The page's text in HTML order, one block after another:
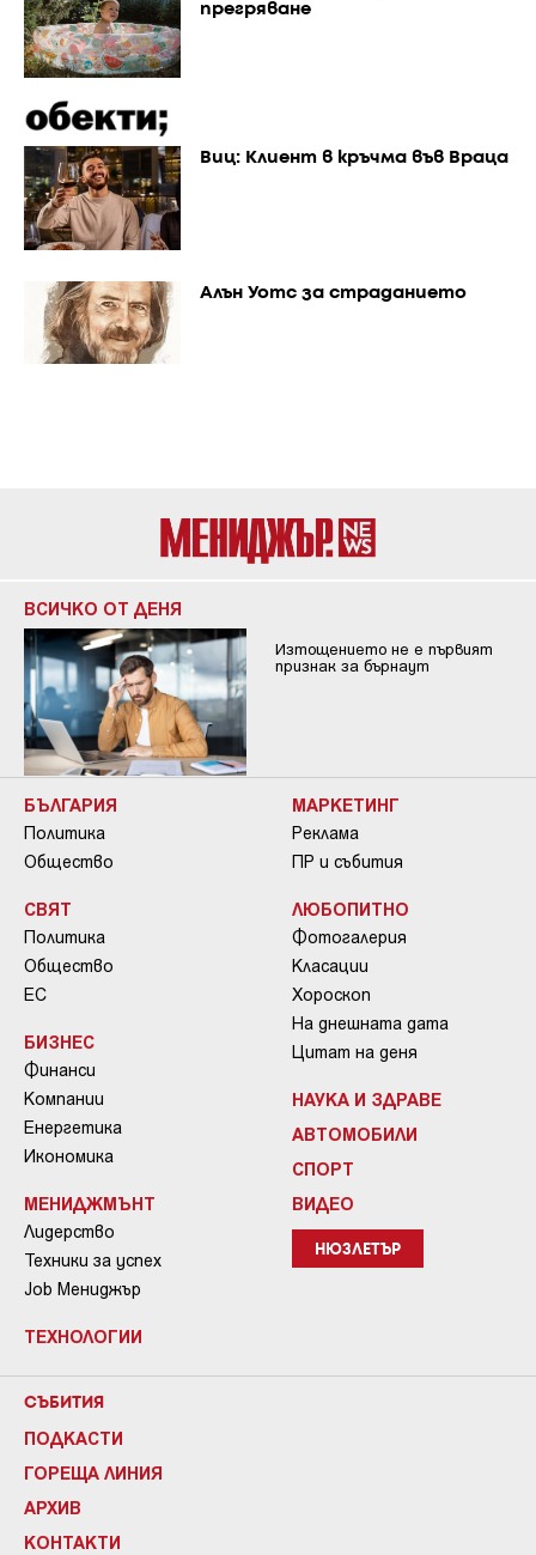
прегряване
Виц: Клиент в кръчма във Враца
Алън Уотс за страданието
ВСИЧКО ОТ ДЕНЯ
Изтощението не е първият
признак за бърнаут
БЪЛГАРИЯ
Политика
Общество
СВЯТ
Политика
Общество
ЕС
БИЗНЕС
Финанси
Компании
Енергетика
Икономика
МЕНИДЖМЪНТ
Лидерство
Техники за успех
Job Мениджър
ТЕХНОЛОГИИ
МАРКЕТИНГ
Реклама
ПР и събития
ЛЮБОПИТНО
Фотогалерия
Класации
Хороскоп
На днешната дата
Цитат на деня
НАУКА И ЗДРАВЕ
АВТОМОБИЛИ
СПОРТ
ВИДЕО
НЮЗЛЕТЪР
СЪБИТИЯ
ПОДКАСТИ
ГОРЕЩА ЛИНИЯ
АРХИВ
КОНТАКТИ